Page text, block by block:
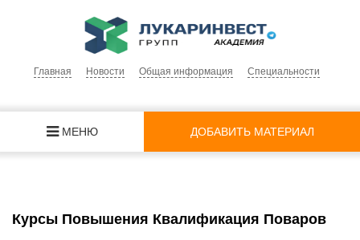
Главная Новости Общая информация Специальности
МЕНЮ ДОБАВИТЬ МАТЕРИАЛ
Курсы Повышения Квалификация Поваров